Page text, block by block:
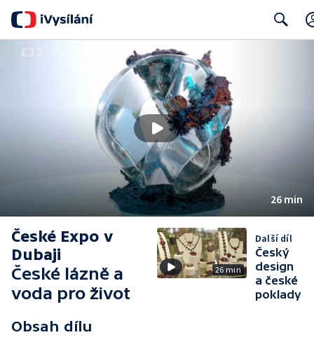
26 min
České Expo v
Dubaji
České lázně a
voda pro život
Obsah dílu
26 min
Další díl
Český
design
a české
poklady